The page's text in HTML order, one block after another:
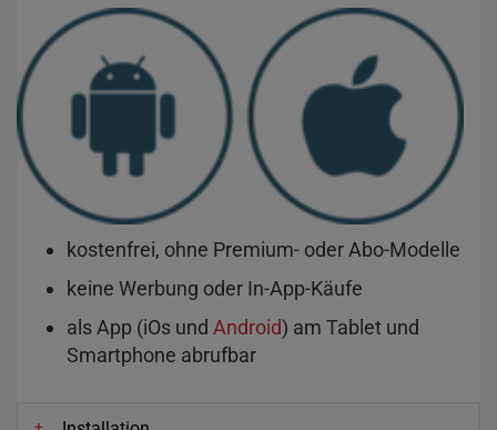
kostenfrei, ohne Premium- oder Abo-Modelle
keine Werbung oder In-App-Käufe
als App (iOs und Android) am Tablet und
Smartphone abrufbar